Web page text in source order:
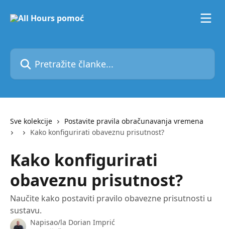
Pretražite članke...
Sve kolekcije
Postavite pravila obračunavanja vremena
Kako konfigurirati obaveznu prisutnost?
Kako konfigurirati
obaveznu prisutnost?
Naučite kako postaviti pravilo obavezne prisutnosti u
sustavu.
Napisao/la Dorian Imprić